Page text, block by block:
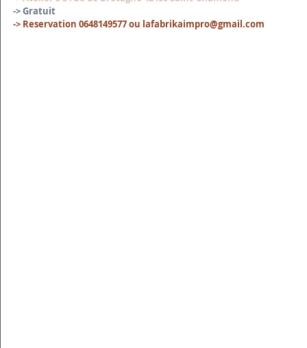
-> Gratuit
-> Reservation 0648149577 ou lafabrikaimpro@gmail.com